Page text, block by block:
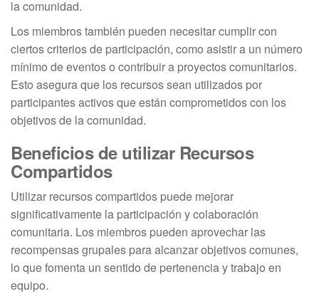
la comunidad.
Los miembros también pueden necesitar cumplir con
ciertos criterios de participación, como asistir a un número
mínimo de eventos o contribuir a proyectos comunitarios.
Esto asegura que los recursos sean utilizados por
participantes activos que están comprometidos con los
objetivos de la comunidad.
Beneficios de utilizar Recursos
Compartidos
Utilizar recursos compartidos puede mejorar
significativamente la participación y colaboración
comunitaria. Los miembros pueden aprovechar las
recompensas grupales para alcanzar objetivos comunes,
lo que fomenta un sentido de pertenencia y trabajo en
equipo.